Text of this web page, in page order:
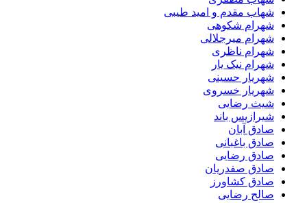
شهاب مقدم و امید طیبی
شهرام شکوهی
شهرام میرجلالی
شهرام ناظری
شهرام نیک یار
شهریار حسینی
شهریار خسروی
شیث رضایی
شیرازیس باند
صادق آبان
صادق باغبانی
صادق رضایی
صادق صفدریان
صادق کشاورز
صالح رضایی